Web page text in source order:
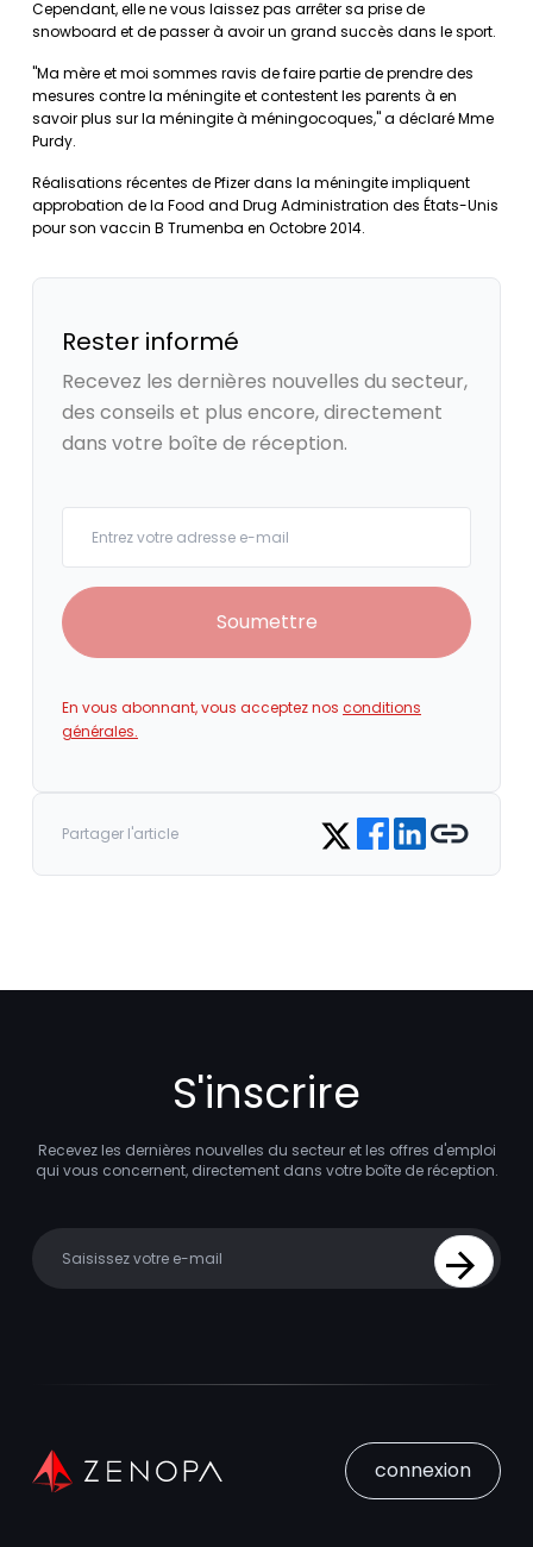
Cependant, elle ne vous laissez pas arrêter sa prise de
snowboard et de passer à avoir un grand succès dans le sport.
"Ma mère et moi sommes ravis de faire partie de prendre des
mesures contre la méningite et contestent les parents à en
savoir plus sur la méningite à méningocoques," a déclaré Mme
Purdy.
Réalisations récentes de Pfizer dans la méningite impliquent
approbation de la Food and Drug Administration des États-Unis
pour son vaccin B Trumenba en Octobre 2014.
Rester informé
Recevez les dernières nouvelles du secteur,
des conseils et plus encore, directement
dans votre boîte de réception.
Soumettre
En vous abonnant, vous acceptez nos conditions
générales.
Partager l'article Share on Twitter
Share on Facebook
Share on LinkedIn
Copy link
S'inscrire
Recevez les dernières nouvelles du secteur et les offres d'emploi
qui vous concernent, directement dans votre boîte de réception.
Sign Up
connexion